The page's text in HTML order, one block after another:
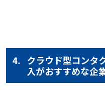
4. クラウド型コンタ
入がおすすめな企